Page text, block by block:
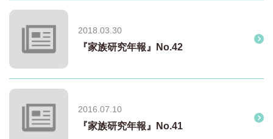
2018.03.30
『家族研究年報』No.42
2016.07.10
『家族研究年報』No.41